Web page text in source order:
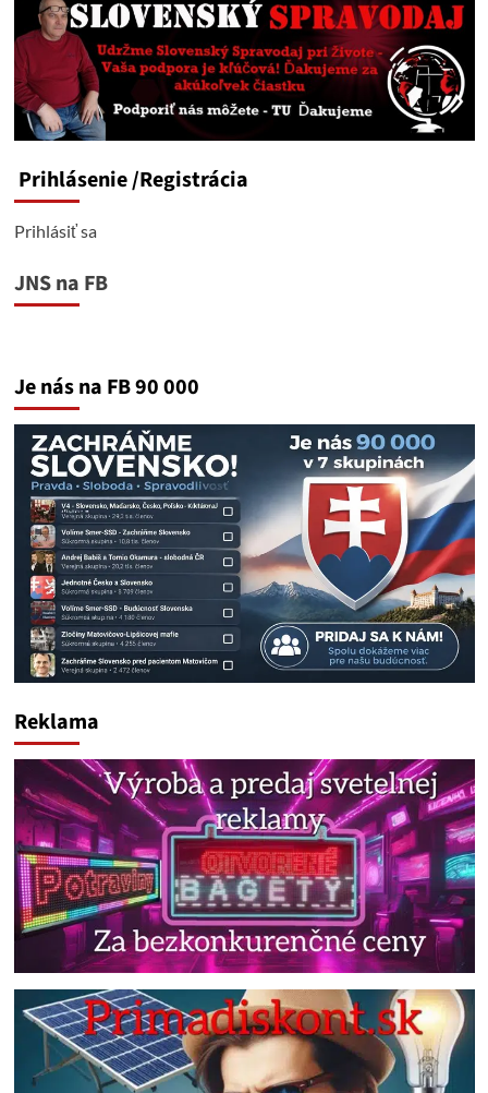
Prihlásenie/Registrácia
Prihlásiť sa
JNS na FB
Je nás na FB 90 000
Reklama